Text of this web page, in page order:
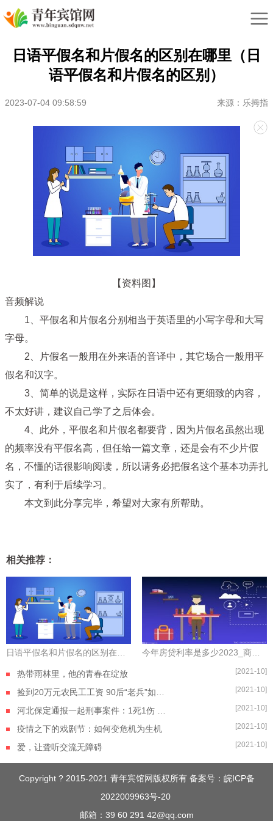
日语平假名和片假名的区别在哪里（日
语平假名和片假名的区别）
2023-07-04 09:58:59 来源：乐拇指
【资料图】
音频解说
1、平假名和片假名分别相当于英语里的小写字母和大写
字母。
2、片假名一般用在外来语的音译中，其它场合一般用平
假名和汉字。
3、简单的说是这样，实际在日语中还有更细致的内容，
不太好讲，建议自己学了之后体会。
4、此外，平假名和片假名都要背，因为片假名虽然出现
的频率没有平假名高，但任给一篇文章，还是会有不少片假
名，不懂的话很影响阅读，所以请务必把假名这个基本功弄扎
实了，有利于后续学习。
本文到此分享完毕，希望对大家有所帮助。
相关推荐：
热带雨林里，他的青春在绽放 [2021-10]
[2021-10]
[2021-10]
疫情之下的戏剧节：如何变危机为生机 [2021-10]
爱，让聋听交流无障碍 [2021-10]
Copyright ? 2015-2021 青年宾馆网版权所有 备案号： 皖ICP备
2022009963号-20
邮箱：39 60 291 42@qq.com